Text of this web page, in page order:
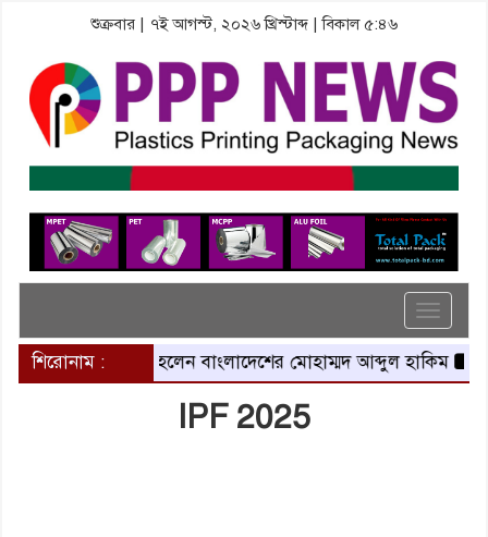
শুক্রবার | ৭ই আগস্ট, ২০২৬ খ্রিস্টাব্দ | বিকাল ৫:৪৬
Toggle
শিরোনাম :
হলেন বাংলাদেশের মোহাম্মদ আব্দুল হাকিম আখ থেকে তৈরি
IPF 2025